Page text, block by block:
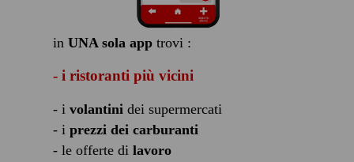
in UNA sola apptrovi :
- i ristoranti più vicini
- i volantinidei supermercati
- i prezzi dei carburanti
- le offerte di lavoro